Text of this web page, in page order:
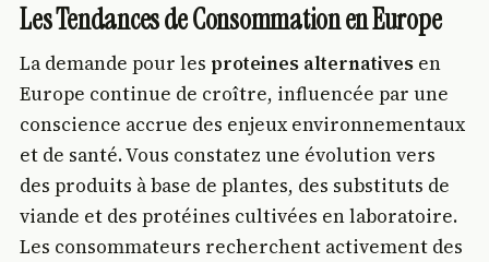
Les Tendances de Consommation en Europe
La demande pour les proteines alternatives en
Europe continue de croître, influencée par une
conscience accrue des enjeux environnementaux
et de santé. Vous constatez une évolution vers
des produits à base de plantes, des substituts de
viande et des protéines cultivées en laboratoire.
Les consommateurs recherchent activement des